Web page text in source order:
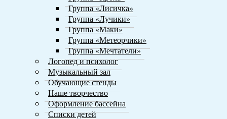
Группа «Лисичка»
Группа «Лучики»
Группа «Маки»
Группа «Метеорчики»
Группа «Мечтатели»
Логопед и психолог
Музыкальный зал
Обучающие стенды
Наше творчество
Оформление бассейна
Списки детей